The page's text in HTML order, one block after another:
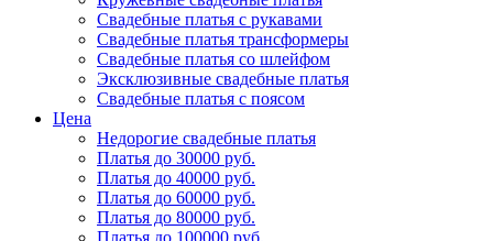
Свадебные платья с рукавами
Свадебные платья трансформеры
Свадебные платья со шлейфом
Эксклюзивные свадебные платья
Свадебные платья с поясом
Цена
Недорогие свадебные платья
Платья до 30000 руб.
Платья до 40000 руб.
Платья до 60000 руб.
Платья до 80000 руб.
Платья до 100000 руб.